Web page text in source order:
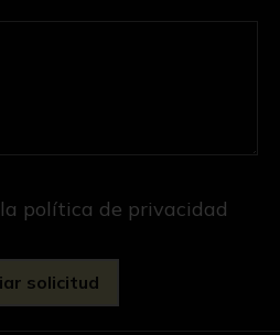
la política de privacidad